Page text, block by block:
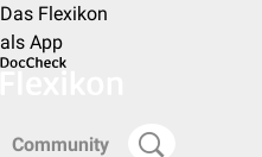
Das Flexikon
als App
Community